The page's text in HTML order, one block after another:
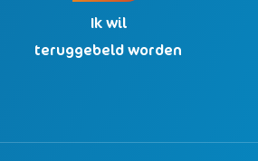
Ik wil
teruggebeld worden